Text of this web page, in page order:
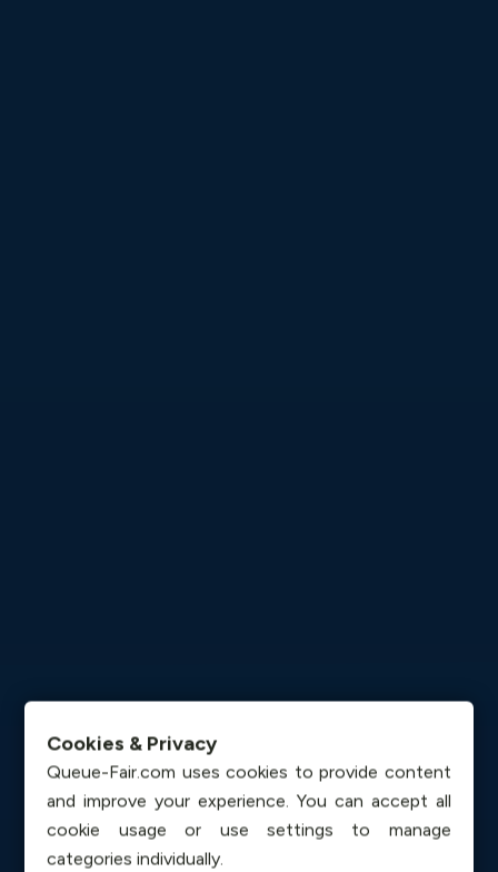
Cookies & Privacy
Queue-Fair.com uses cookies to provide content
and improve your experience. You can accept all
cookie usage or use settings to manage
categories individually.